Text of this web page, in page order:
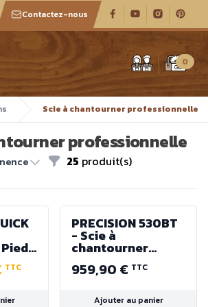
Contactez-nous
Atelier des boiseux 0
Scie à chantourner professionnelle
professionnelle
Filtres
25 produit(s)
-
TTC
PRECISION 530BT
- Scie à
chantourner
Grande taille "Big
Table” - Table 720
959,90 € TTC
Ajouter au panier